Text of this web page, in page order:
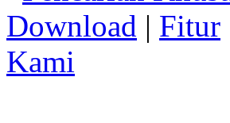
Download | Fitur
Kami